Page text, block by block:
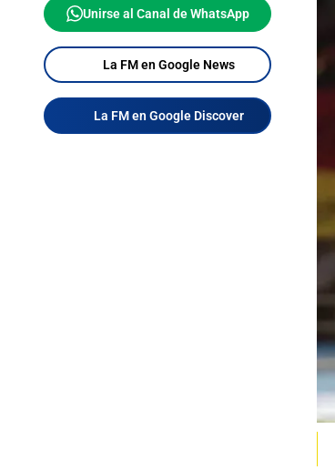
Unirse al Canal de WhatsApp
La FM en Google News
La FM en Google Discover